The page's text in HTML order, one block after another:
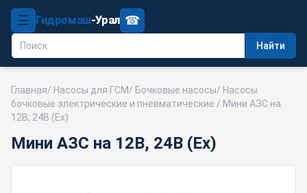
☰ Гидромаш-Урал
Найти
☎
Главная/ Насосы для ГСМ/ Бочковые насосы/ Насосы
бочковые электрические и пневматические / Мини АЗС на
12В, 24В (Ex)
Мини АЗС на 12В, 24В (Ex)